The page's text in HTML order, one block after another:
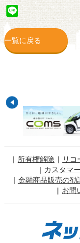
Line
一覧に戻る
所有権解除 リコ
カスタマ
金融商品販売の勧
お問